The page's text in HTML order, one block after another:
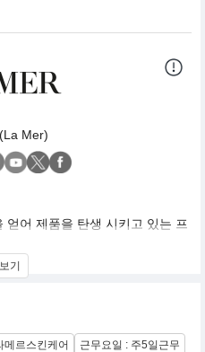
Mer)
얻어 제품을 탄생 시키고 있는 프
무려 12년동안 연구하여 해양물
기
메르스킨케어
근무요일 : 주5일근무